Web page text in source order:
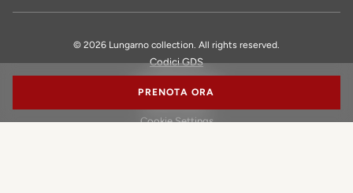
PRENOTA ORA
© 2026 Lungarno collection. All rights reserved.
Codici GDS
Cookie Settings